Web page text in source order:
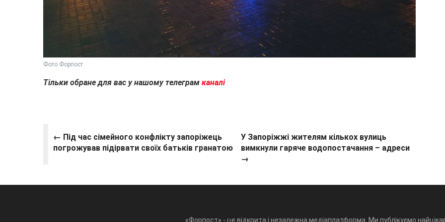
Фото Форпост
Тільки обране для вас у нашому телеграм каналі
← Під час сімейного конфлікту запоріжець
погрожував підірвати своїх батьків гранатою
У Запоріжжі жителям кількох вулиць
вимкнули гаряче водопостачання – адреси
→
«Форпост» - це відкрита і незалежна медіаплатформа. Ми публікуємо